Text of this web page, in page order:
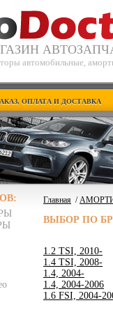
автомобильные,
ОПЛАТА И ДОСТАВКА
Главная /
ВЫБОР ПО
1.2 TSI, 2010-
1.4 TSI, 2008-
1.4, 2004-
1.4, 2004-2006
1.6 FSI, 2004-